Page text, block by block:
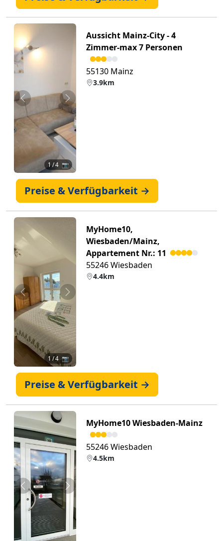
Zurück Weiter
1/ 4 📷
Aussicht Mainz-City - 4
Zimmer-max 7 Personen
55130 Mainz
3.9km
Preise & Verfügbarkeit →
Zurück Weiter
1 / 4 📷
MyHome10,
Wiesbaden/Mainz,
Appartement Nr.: 11
55246 Wiesbaden
4.4km
Preise & Verfügbarkeit →
Zurück Weiter
MyHome10 Wiesbaden-Mainz
55246 Wiesbaden
4.5km